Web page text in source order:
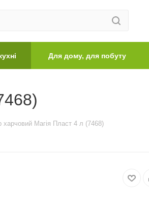
Для дому, для побуту
харчовий Магія Пласт 4 л (7468)